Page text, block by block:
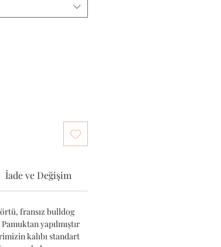
İade ve Değişim
fransız bulldog
yapılmıştır
kalıbı standart